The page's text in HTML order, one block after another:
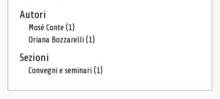
Autori
Mosé Conte(1)
Oriana Bozzarelli(1)
Sezioni
Convegni e seminari(1)